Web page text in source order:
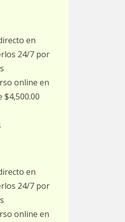
en
24/7 por
online en
en
24/7 por
online en